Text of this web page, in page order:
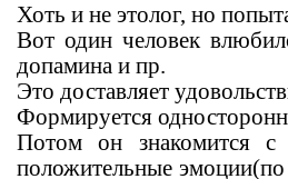
Хоть и не этолог, но
Вот один человек
допамина и пр.
Это доставляет
Формируется
Потом он знакомится
положительные